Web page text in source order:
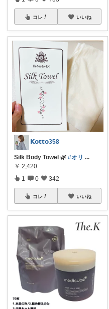
コレ いいね
𝗞𝗼𝘁𝘁𝗼358
Silk Body Towel 🌿 #オリ ...
￥ 2,420
1 0 342
コレ いいね